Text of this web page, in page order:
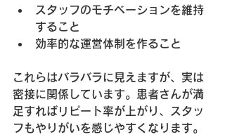
スタッフのモチベーションを維持
すること
効率的な運営体制を作ること
これらはバラバラに見えますが、実は
密接に関係しています。患者さんが満
足すればリピート率が上がり、スタッ
フもやりがいを感じやすくなります。